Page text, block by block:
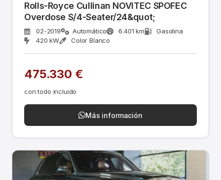
Rolls-Royce Cullinan NOVITEC SPOFEC
Overdose S/4-Seater/24&quot;
02-2019 Automático 6.401 km
Gasolina
420 kW
Color Blanco
475.330 €
con todo incluido
Más información